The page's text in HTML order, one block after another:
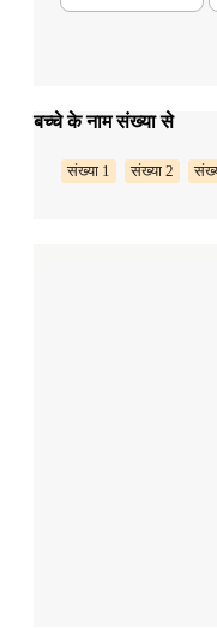
बच्चे के नाम संख्या से
संख्या 1 संख्या 2